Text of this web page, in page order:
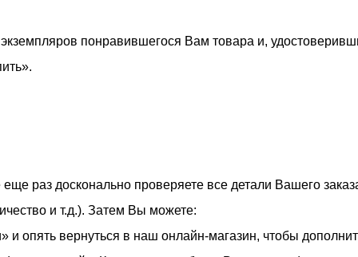
понравившегося Вам товара и,
раз досконально проверяете все детали Вашего
и т.д.). Затем Вы можете:
и опять вернуться в наш онлайн-магазин, чтобы